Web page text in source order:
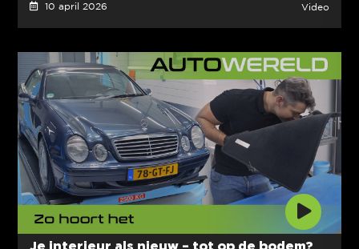
10 april 2026 Video
Je interieur als nieuw – tot op de bodem?